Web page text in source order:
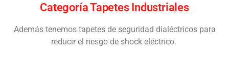
Categoría Tapetes Industriales
Además tenemos tapetes de seguridad dialéctricos para
reducir el riesgo de shock eléctrico.